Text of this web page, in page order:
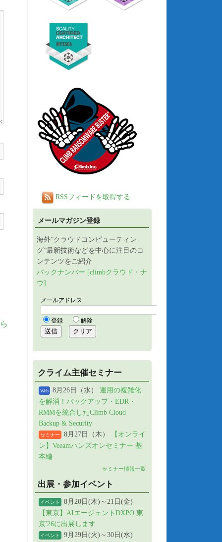
RSSフィードを取得する
メールマガジン登録
海外”クラウドコンピューティン
グ”最新技術などを中心に注目のコ
ンテンツをご紹介
バックナンバー [climbクラウド・ナ
ウ]
クライム主催セミナー
Web 8月26日（水） 運用の複雑化
を解消！バックアップ・EDR・
RMMを統合したClimb Cloud
Backup & Security
セミナー 8月27日（木）
【オンライ
ン】Veeamハンズオンセミナー 基
本編
セミナー情報一覧
出展・参加イベント
イベント
8月20日(木)～21日(金)
【東京】AIエージェントDXPO 東
京'26に出展します
イベント
9月29日(火)～30日(水)